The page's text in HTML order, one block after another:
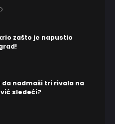
zašto je napustio
nadmaši tri rivala na
sledeći?